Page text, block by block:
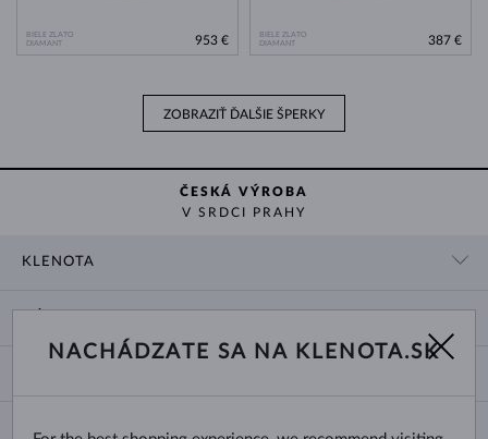
BIELE ZLATO
DIAMANT
953 €
BIELE ZLATO
DIAMANT
387 €
ZOBRAZIŤ ĎALŠIE ŠPERKY
ČESKÁ VÝROBA
V SRDCI PRAHY
KLENOTA
O NÁS
DODANIE A PLATBA ZA TOVAR
NACHÁDZATE SA NA KLENOTA.SK